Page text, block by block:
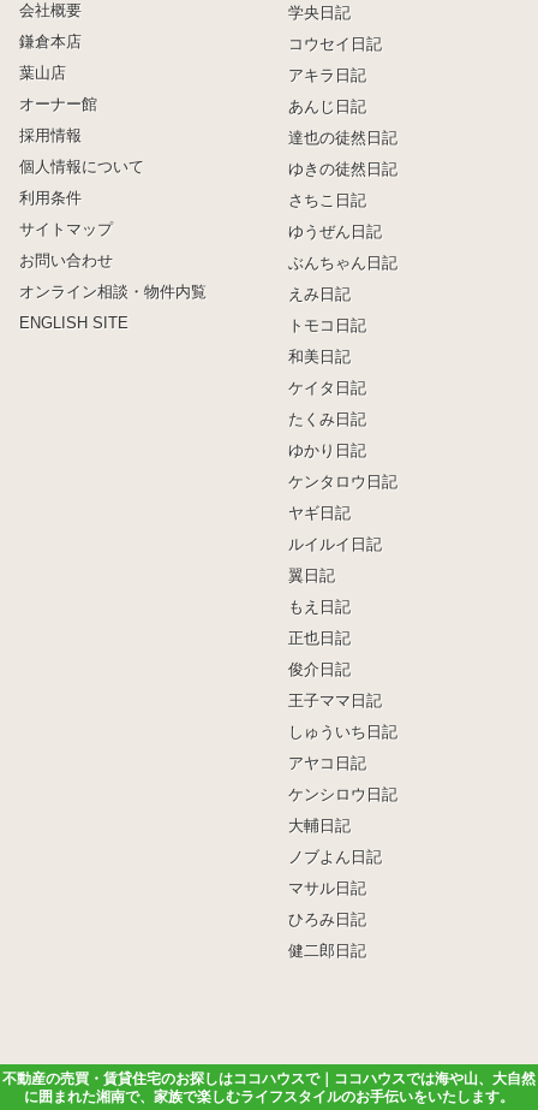
会社概要
鎌倉本店
葉山店
オーナー館
採用情報
個人情報について
利用条件
サイトマップ
お問い合わせ
オンライン相談・物件内覧
ENGLISH SITE
学央日記
コウセイ日記
アキラ日記
あんじ日記
達也の徒然日記
ゆきの徒然日記
さちこ日記
ゆうぜん日記
ぶんちゃん日記
えみ日記
トモコ日記
和美日記
ケイタ日記
たくみ日記
ゆかり日記
ケンタロウ日記
ヤギ日記
ルイルイ日記
翼日記
もえ日記
正也日記
俊介日記
王子ママ日記
しゅういち日記
アヤコ日記
ケンシロウ日記
大輔日記
ノブよん日記
マサル日記
ひろみ日記
健二郎日記
不動産の売買・賃貸住宅のお探しはココハウスで｜ココハウスでは海や山、大自然
に囲まれた湘南で、家族で楽しむライフスタイルのお手伝いをいたします。